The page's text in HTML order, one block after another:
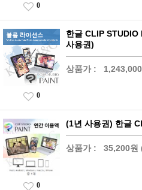
0
한글 CLIP STUDIO
사용권)
상품가 :
0
(1년 사용권) 한글
상품가 : 35,200원
0